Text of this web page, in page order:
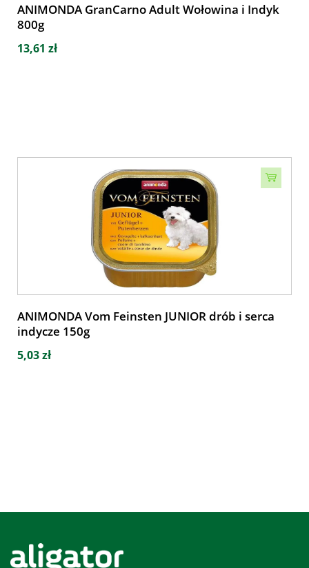
ANIMONDA GranCarno Adult Wołowina i Indyk
800g
13,61 zł
ANIMONDA Vom Feinsten JUNIOR drób i serca
indycze 150g
5,03 zł